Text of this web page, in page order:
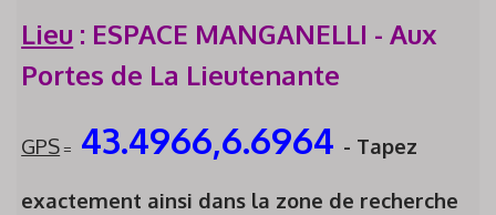
Lieu : ESPACE MANGANELLI - Aux
Portes de La Lieutenante
GPS= 43.4966,6.6964 - Tapez
exactement ainsi dans la zone de recherche